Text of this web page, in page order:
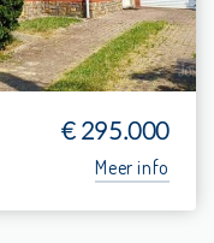
€ 295.000
Meer info